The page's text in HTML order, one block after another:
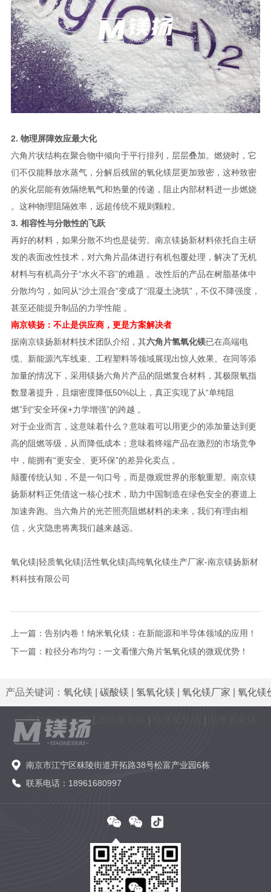
2. 物理屏障效应最大化
六角片状结构在聚合物中倾向于平行排列，层层叠加。燃烧时，它
们不仅能释放水蒸气，分解后残留的氧化镁层更加致密，这种致密
的炭化层能有效隔绝氧气和热量的传递，阻止内部材料进一步燃烧
。这种物理阻隔效率，远超传统不规则颗粒。
3. 相容性与分散性的飞跃
再好的材料，如果分散不均也是徒劳。南京镁扬新材料依托自主研
发的表面改性技术，对六角片晶体进行有机包覆处理，解决了无机
材料与有机高分子“水火不容”的难题 。改性后的产品在树脂基体中
分散均匀，如同从“沙土混合”变成了“混凝土浇筑”，不仅不降强度，
甚至还能提升制品的力学性能 。
南京镁扬：不止是供应商，更是方案解决者
据南京镁扬新材料技术团队介绍，其六角片氢氧化镁已在高端电
缆、新能源汽车线束、工程塑料等领域展现出惊人效果。在同等添
加量的情况下，采用镁扬六角片产品的阻燃复合材料，其极限氧指
数显著提升，且烟密度降低50%以上，真正实现了从“单纯阻
燃”到“安全环保+力学增强”的跨越 。
对于企业而言，这意味着什么？意味着可以用更少的添加量达到更
高的阻燃等级，从而降低成本；意味着终端产品在激烈的市场竞争
中，能拥有“更安全、更环保”的差异化卖点 。
颠覆传统认知，不是一句口号，而是微观世界的形貌重塑。南京镁
扬新材料正凭借这一核心技术，助力中国制造在绿色安全的赛道上
加速奔跑。当六角片的光芒照亮阻燃材料的未来，我们有理由相
信，火灾隐患将离我们越来越远。
氧化镁|轻质氧化镁|活性氧化镁|高纯氧化镁生产厂家-南京镁扬新材
料科技有限公司
上一篇： 告别内卷！纳米氧化镁：在新能源和半导体领域的应用！
下一篇： 粒径分布均匀：一文看懂六角片氢氧化镁的微观优势！
产品关键词： 氧化镁 碳酸镁 氢氧化镁 氧化镁厂家 氧化镁
格| 活性氧化镁|
南京市江宁区秣陵街道开拓路38号松富产业园6栋
联系电话：18961680997